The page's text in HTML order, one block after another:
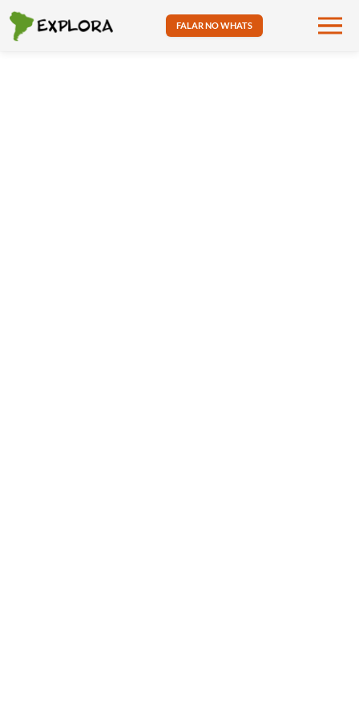
FALAR NO WHATS